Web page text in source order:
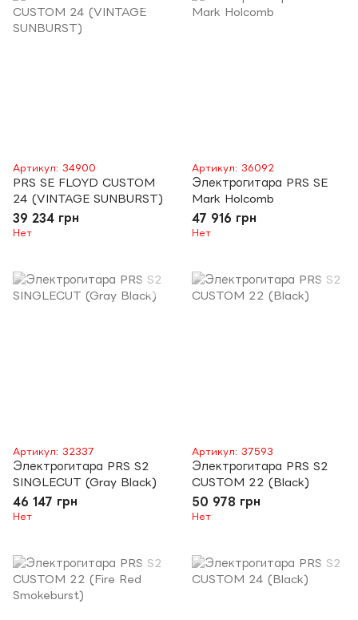
Артикул: 34900
PRS SE FLOYD CUSTOM
24 (VINTAGE SUNBURST)
39 234 грн
Нет
Артикул: 36092
Электрогитара PRS SE
Mark Holcomb
47 916 грн
Нет
Артикул: 32337
Электрогитара PRS S2
SINGLECUT (Gray Black)
46 147 грн
Нет
Артикул: 37593
Электрогитара PRS S2
CUSTOM 22 (Black)
50 978 грн
Нет